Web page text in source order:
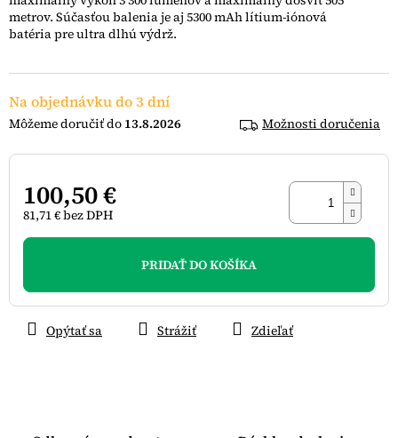
Na objednávku do 3 dní
13.8.2026 Možnosti doručenia
100,50 €
81,71 € bez DPH
Jednotková
PRIDAŤ DO KOŠÍKA
metrov. Súčasťou balenia je aj 5300 mAh lítium-iónová
batéria pre ultra dlhú výdrž.
Opýtať sa Strážiť Zdieľať
hviezdičiek.